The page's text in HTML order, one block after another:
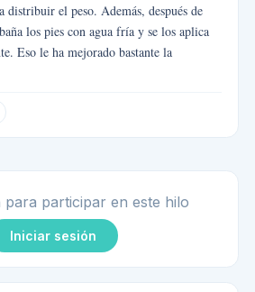
distribuir el peso. Además, después de
los pies con agua fría y se los aplica
Eso le ha mejorado bastante la
para participar en este hilo
Iniciar sesión